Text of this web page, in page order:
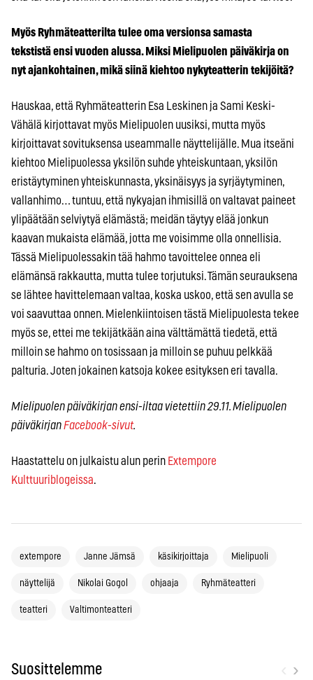
Myös Ryhmäteatterilta tulee oma versionsa samasta
tekstistä ensi vuoden alussa. Miksi Mielipuolen päiväkirja on
nyt ajankohtainen, mikä siinä kiehtoo nykyteatterin tekijöitä?
Hauskaa, että Ryhmäteatterin Esa Leskinen ja Sami Keski-
Vähälä kirjottavat myös Mielipuolen uusiksi, mutta myös
kirjoittavat sovituksensa useammalle näyttelijälle. Mua itseäni
kiehtoo Mielipuolessa yksilön suhde yhteiskuntaan, yksilön
eristäytyminen yhteiskunnasta, yksinäisyys ja syrjäytyminen,
vallanhimo… tuntuu, että nykyajan ihmisillä on valtavat paineet
ylipäätään selviytyä elämästä; meidän täytyy elää jonkun
kaavan mukaista elämää, jotta me voisimme olla onnellisia.
Tässä Mielipuolessakin tää hahmo tavoittelee onnea eli
elämänsä rakkautta, mutta tulee torjutuksi. Tämän seurauksena
se lähtee havittelemaan valtaa, koska uskoo, että sen avulla se
voi saavuttaa onnen. Mielenkiintoisen tästä Mielipuolesta tekee
myös se, ettei me tekijätkään aina välttämättä tiedetä, että
milloin se hahmo on tosissaan ja milloin se puhuu pelkkää
palturia. Joten jokainen katsoja kokee esityksen eri tavalla.
Mielipuolen päiväkirjan ensi-iltaa vietettiin 29.11. Mielipuolen
päiväkirjanFacebook-sivut.
Haastattelu on julkaistu alun perin Extempore
Kulttuuriblogeissa.
extempore Janne Jämsä käsikirjoittaja Mielipuoli
näyttelijä Nikolai Gogol ohjaaja Ryhmäteatteri
teatteri Valtimonteatteri
Suosittelemme ›